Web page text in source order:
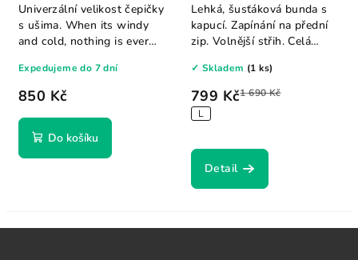
850 Kč
Expedujeme do 7 dní
Do košíku
Univerzální velikost čepičky
s ušima. When its windy
and cold, nothing is ever
Jacket
799 Kč1 690 Kč
L
✓ Skladem (1 ks)
Detail
Lehká, šusťáková bunda s
kapucí. Zapínání na přední
zip. Volnější střih. Celá